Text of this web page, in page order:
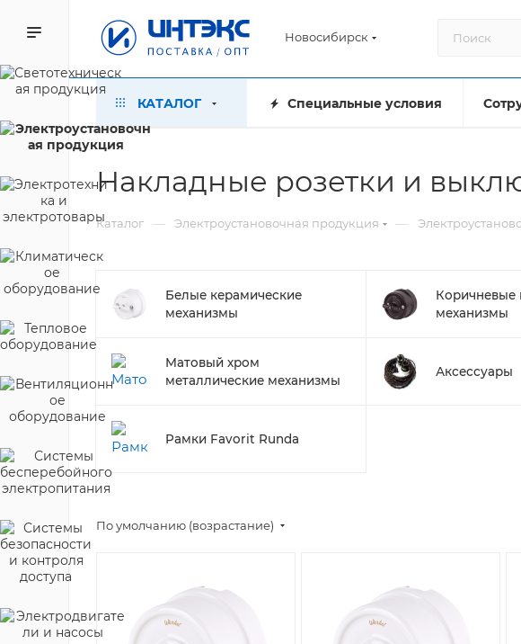
Новосибирск
КАТАЛОГ Специальные условия
Накладные розетки и
Каталог — Электроустановочная продукция —
Белые керамические
механизмы
Коричневые
механизмы
Матовый хром
металлические механизмы
Аксессуары
Рамки Favorit Runda
По умолчанию (возрастание)